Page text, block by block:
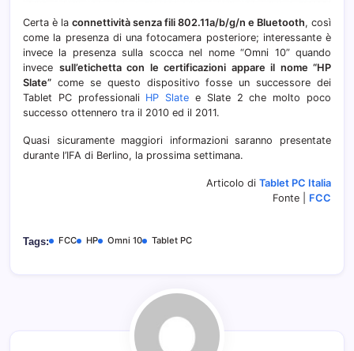
Certa è la connettività senza fili 802.11a/b/g/n e Bluetooth, così
come la presenza di una fotocamera posteriore; interessante è
invece la presenza sulla scocca nel nome “Omni 10” quando
invece sull’etichetta con le certificazioni appare il nome “HP
Slate” come se questo dispositivo fosse un successore dei
Tablet PC professionali HP Slate e Slate 2 che molto poco
successo ottennero tra il 2010 ed il 2011.
Quasi sicuramente maggiori informazioni saranno presentate
durante l’IFA di Berlino, la prossima settimana.
Articolo di Tablet PC Italia
Fonte | FCC
Tags: FCC HP Omni 10 Tablet PC